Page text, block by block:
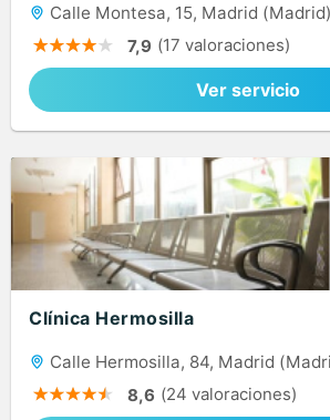
Calle Montesa, 15, Madrid
7,9 (17 valoraciones)
Ver servicio
Clínica Hermosilla
Calle Hermosilla, 84, Madrid
8,6 (24 valoraciones)